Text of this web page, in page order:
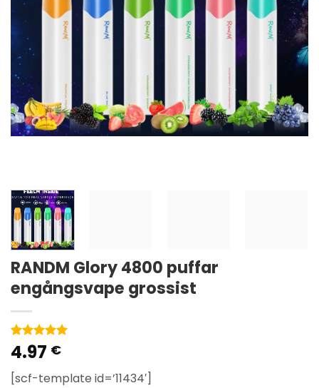
RANDM Glory 4800 puffar
engångsvape grossist
Betygsatt5
av 5
baserat på
1
kundbetyg
4.97 €
[scf-template id=’11434′]